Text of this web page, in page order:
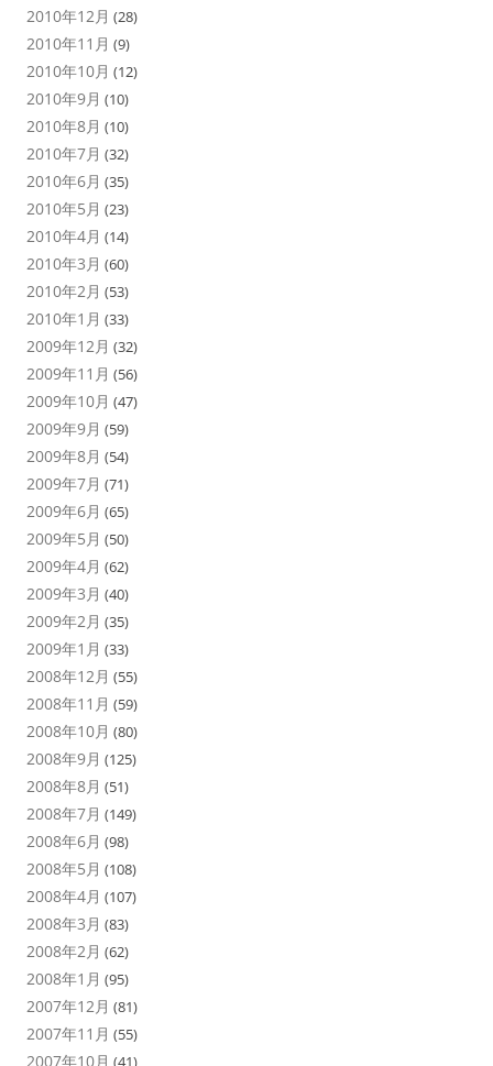
2010年12月 (28)
2010年11月 (9)
2010年10月 (12)
2010年9月 (10)
2010年8月 (10)
2010年7月 (32)
2010年6月 (35)
2010年5月 (23)
2010年4月 (14)
2010年3月 (60)
2010年2月 (53)
2010年1月 (33)
2009年12月 (32)
2009年11月 (56)
2009年10月 (47)
2009年9月 (59)
2009年8月 (54)
2009年7月 (71)
2009年6月 (65)
2009年5月 (50)
2009年4月 (62)
2009年3月 (40)
2009年2月 (35)
2009年1月 (33)
2008年12月 (55)
2008年11月 (59)
2008年10月 (80)
2008年9月 (125)
2008年8月 (51)
2008年7月 (149)
2008年6月 (98)
2008年5月 (108)
2008年4月 (107)
2008年3月 (83)
2008年2月 (62)
2008年1月 (95)
2007年12月 (81)
2007年11月 (55)
2007年10月 (41)